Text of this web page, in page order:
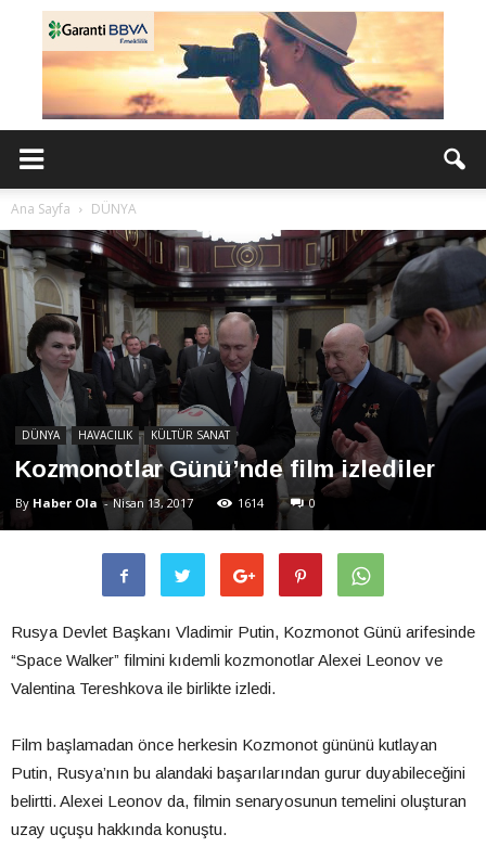
Ana Sayfa DÜNYA
DÜNYA HAVACILIK KÜLTÜR SANAT
Kozmonotlar Günü’nde film izlediler
By Haber Ola - Nisan 13, 2017 1614 0
Rusya Devlet Başkanı Vladimir Putin, Kozmonot Günü arifesinde
“Space Walker” filmini kıdemli kozmonotlar Alexei Leonov ve
Valentina Tereshkova ile birlikte izledi.
Film başlamadan önce herkesin Kozmonot gününü kutlayan
Putin, Rusya’nın bu alandaki başarılarından gurur duyabileceğini
belirtti. Alexei Leonov da, filmin senaryosunun temelini oluşturan
uzay uçuşu hakkında konuştu.